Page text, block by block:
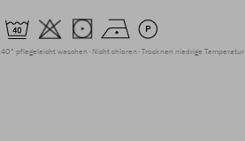
40° pflegeleicht waschen Nicht chloren Trocknen niedrige Temperatur